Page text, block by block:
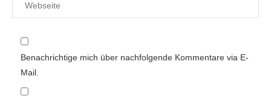
Benachrichtige mich über nachfolgende Kommentare via E-
Mail.